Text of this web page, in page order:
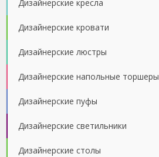
Дизайнерские кресла
Дизайнерские кровати
Дизайнерские люстры
Дизайнерские напольные торшеры
Дизайнерские пуфы
Дизайнерские светильники
Дизайнерские столы